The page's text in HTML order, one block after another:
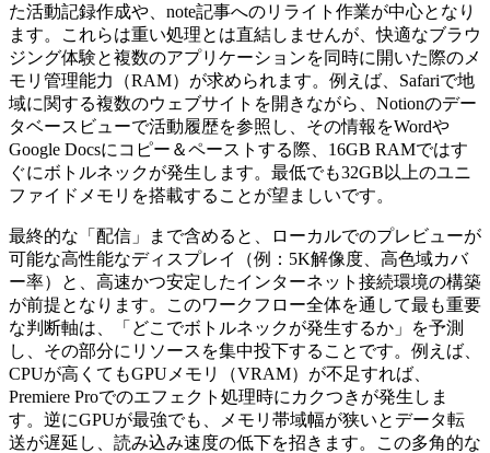
た活動記録作成や、note記事へのリライト作業が中心となり
ます。これらは重い処理とは直結しませんが、快適なブラウ
ジング体験と複数のアプリケーションを同時に開いた際のメ
モリ管理能力（RAM）が求められます。例えば、Safariで地
域に関する複数のウェブサイトを開きながら、Notionのデー
タベースビューで活動履歴を参照し、その情報をWordや
Google Docsにコピー＆ペーストする際、16GB RAMではす
ぐにボトルネックが発生します。最低でも32GB以上のユニ
ファイドメモリを搭載することが望ましいです。
最終的な「配信」まで含めると、ローカルでのプレビューが
可能な高性能なディスプレイ（例：5K解像度、高色域カバ
ー率）と、高速かつ安定したインターネット接続環境の構築
が前提となります。このワークフロー全体を通して最も重要
な判断軸は、「どこでボトルネックが発生するか」を予測
し、その部分にリソースを集中投下することです。例えば、
CPUが高くてもGPUメモリ（VRAM）が不足すれば、
Premiere Proでのエフェクト処理時にカクつきが発生しま
す。逆にGPUが最強でも、メモリ帯域幅が狭いとデータ転
送が遅延し、読み込み速度の低下を招きます。この多角的な